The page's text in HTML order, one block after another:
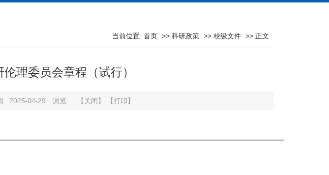
当前位置: 首页 >> 科研政策 >> 校级文件 >> 正文
伦理委员会章程（试行）
: 2025-04-29 浏览 : 【关闭】 【打印】